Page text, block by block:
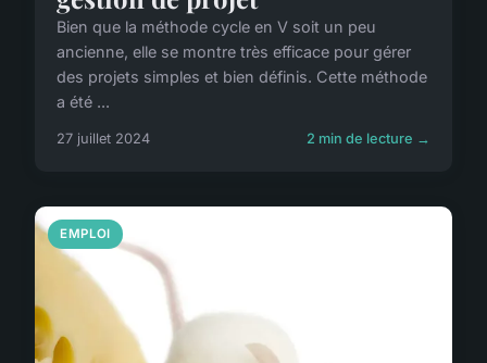
Bien que la méthode cycle en V soit un peu
ancienne, elle se montre très efficace pour gérer
des projets simples et bien définis. Cette méthode
a été ...
27 juillet 2024 2 min de lecture →
EMPLOI